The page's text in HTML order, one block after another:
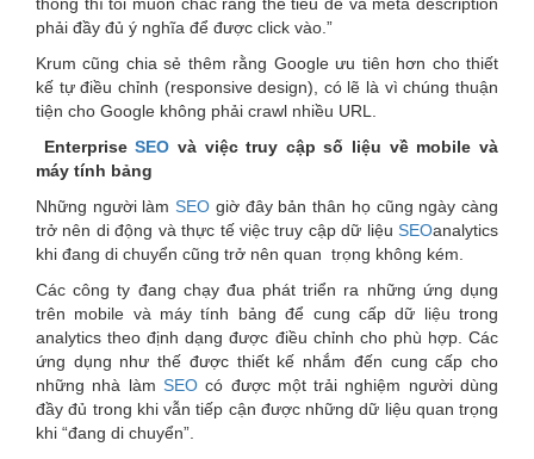
phải đầy đủ ý nghĩa để được click vào.”
Krum cũng chia sẻ thêm rằng Google ưu tiên hơn cho thiết
kế tự điều chỉnh (responsive design), có lẽ là vì chúng thuận
tiện cho Google không phải crawl nhiều URL.
EnterpriseSEO và việc truy cập số liệu về mobile và
máy tính bảng
Những người làmSEO giờ đây bản thân họ cũng ngày càng
trở nên di động và thực tế việc truy cập dữ liệu SEOanalytics
khi đang di chuyển cũng trở nên quan trọng không kém.
Các công ty đang chạy đua phát triển ra những ứng dụng
trên mobile và máy tính bảng để cung cấp dữ liệu trong
analytics theo định dạng được điều chỉnh cho phù hợp. Các
ứng dụng như thế được thiết kế nhắm đến cung cấp cho
những nhà làm SEOcó được một trải nghiệm người dùng
đầy đủ trong khi vẫn tiếp cận được những dữ liệu quan trọng
khi “đang di chuyển”.